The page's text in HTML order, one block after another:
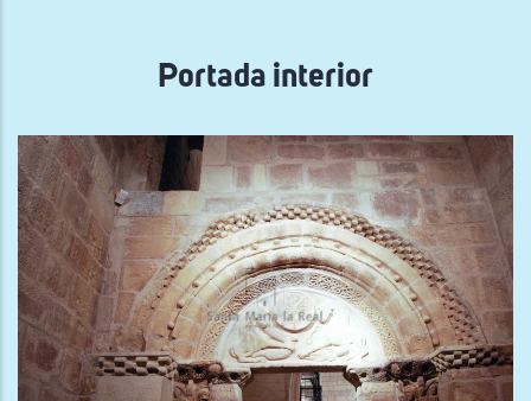
navegaciónPortada interior